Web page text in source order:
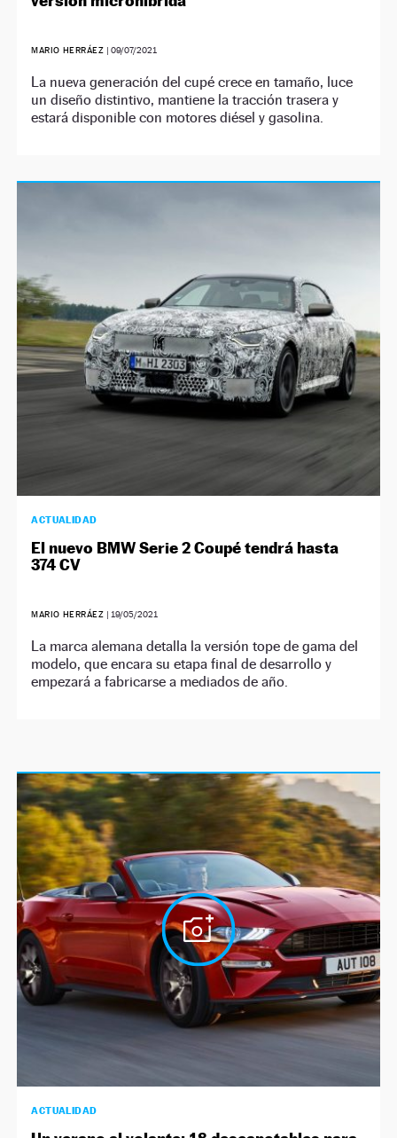
MARIO HERRÁEZ | 09/07/2021
La nueva generación del cupé crece en tamaño, luce
un diseño distintivo, mantiene la tracción trasera y
estará disponible con motores diésel y gasolina.
ACTUALIDAD
El nuevo BMW Serie 2 Coupé tendrá hasta
374 CV
MARIO HERRÁEZ | 19/05/2021
La marca alemana detalla la versión tope de gama del
modelo, que encara su etapa final de desarrollo y
empezará a fabricarse a mediados de año.
ACTUALIDAD